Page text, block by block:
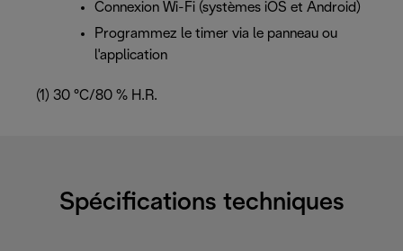
Connexion Wi-Fi (systèmes iOS et Android)
Programmez le timer via le panneau ou
l'application
(1) 30 °C/80 % H.R.
Spécifications techniques